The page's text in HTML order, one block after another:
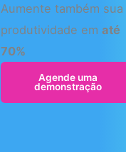
Aumente também sua
produtividade em até
70%
Agende uma
demonstração